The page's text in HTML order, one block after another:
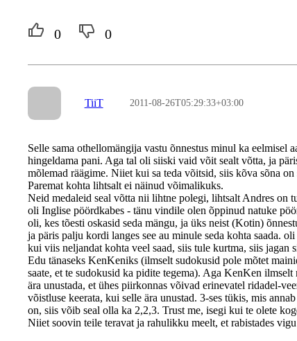
0 0
TiiT 2011-08-26T05:29:33+03:00
Selle sama othellomängija vastu õnnestus minul ka eelmisel
hingeldama pani. Aga tal oli siiski vaid võit sealt võtta, ja
mõlemad räägime. Niiet kui sa teda võitsid, siis kõva sõna
Paremat kohta lihtsalt ei näinud võimalikuks.
Neid medaleid seal võtta nii lihtne polegi, lihtsalt Andres on
oli Inglise pöördkabes - tänu vindile olen õppinud natuke
oli, kes tõesti oskasid seda mängu, ja üks neist (Kotin)
ja päris palju kordi langes see au minule seda kohta saada.
kui viis neljandat kohta veel saad, siis tule kurtma, siis jagan
Edu tänaseks KenKeniks (ilmselt sudokusid pole mõtet
saate, et te sudokusid ka pidite tegema). Aga KenKen
ära unustada, et ühes piirkonnas võivad erinevatel ridadel-
võistluse keerata, kui selle ära unustad. 3-ses tükis, mis
on, siis võib seal olla ka 2,2,3. Trust me, isegi kui te olete
Niiet soovin teile teravat ja rahulikku meelt, et rabistades